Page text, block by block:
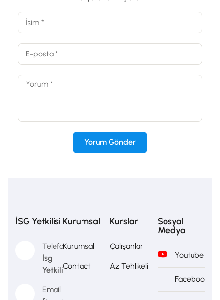
İSG Yetkilisi
Telefon
İsg
Yetkilisi
Email
Kurumsal
Kurumsal
Contact
Kurslar
Çalışanlar
Az Tehlikeli
Sosyal
Medya
Youtube
Facebook